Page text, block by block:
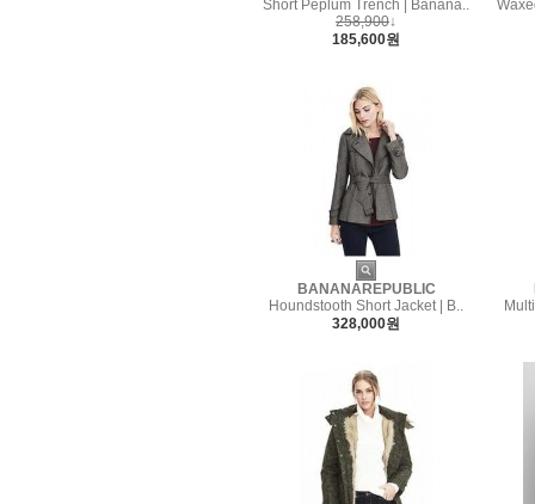
Short Peplum Trench | Banana..
258,900↓
185,600원
BANANAREPUBLIC
Houndstooth Short Jacket | B..
328,000원